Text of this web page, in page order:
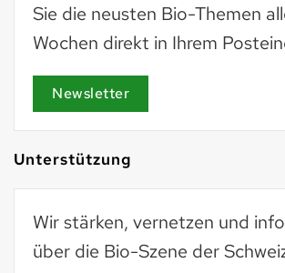
Sie die neusten Bio-Themen
Wochen direkt in Ihrem
Newsletter
Unterstützung
Wir stärken, vernetzen und
über die Bio-Szene der